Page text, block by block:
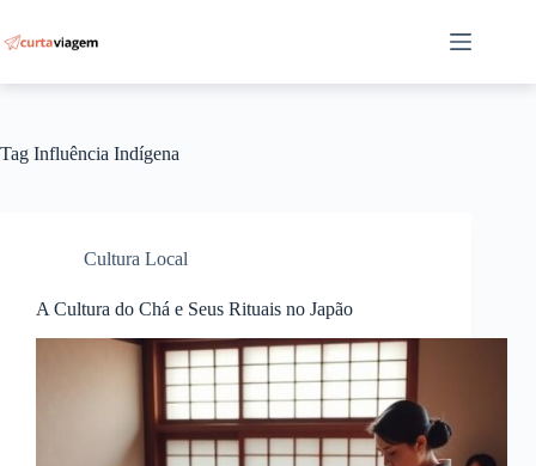
para
o
Tag Influência Indígena
Cultura Local
A Cultura do Chá e Seus Rituais no Japão